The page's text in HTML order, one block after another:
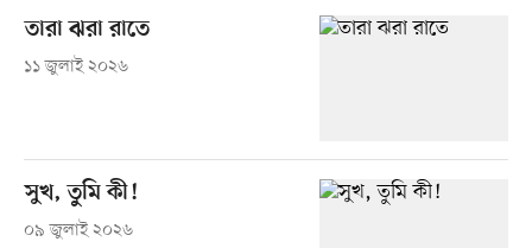
তারা ঝরা রাতে
১১ জুলাই ২০২৬
সুখ, তুমি কী!
০৯ জুলাই ২০২৬